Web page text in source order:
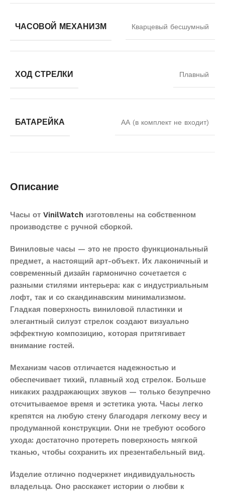
ЧАСОВОЙ МЕХАНИЗМ Кварцевый бесшумный
ХОД СТРЕЛКИ Плавный
БАТАРЕЙКА АА (в комплект не входит)
Описание
Часы от VinilWatch изготовлены на собственном
производстве с ручной сборкой.
Виниловые часы — это не просто функциональный
предмет, а настоящий арт-объект. Их лаконичный и
современный дизайн гармонично сочетается с
разными стилями интерьера: как с индустриальным
лофт, так и со скандинавским минимализмом.
Гладкая поверхность виниловой пластинки и
элегантный силуэт стрелок создают визуально
эффектную композицию, которая притягивает
внимание гостей.
Механизм часов отличается надежностью и
обеспечивает тихий, плавный ход стрелок. Больше
никаких раздражающих звуков — только безупречно
отсчитываемое время и эстетика уюта. Часы легко
крепятся на любую стену благодаря легкому весу и
продуманной конструкции. Они не требуют особого
ухода: достаточно протереть поверхность мягкой
тканью, чтобы сохранить их презентабельный вид.
Изделие отлично подчеркнет индивидуальность
владельца. Оно расскажет истории о любви к